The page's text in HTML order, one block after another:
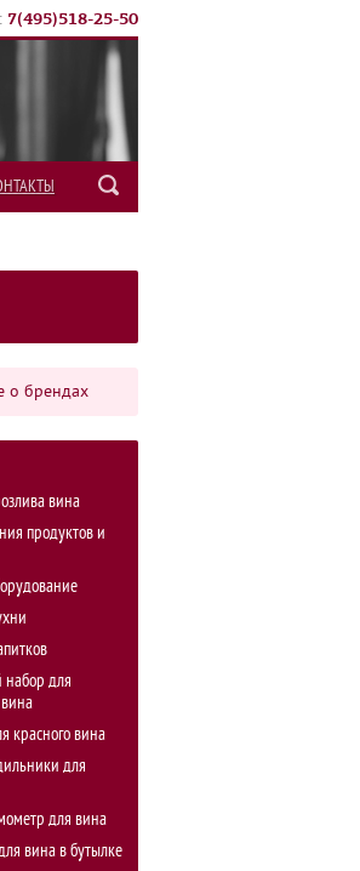
7(495)518-25-50
о брендах
вина
продуктов и
для
красного вина
для
для вина
вина в бутылке